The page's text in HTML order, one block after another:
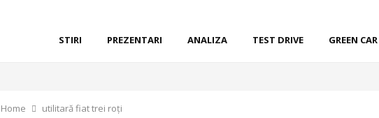
STIRI PREZENTARI ANALIZA TEST DRIVE GREEN CAR
Home utilitară fiat trei roți